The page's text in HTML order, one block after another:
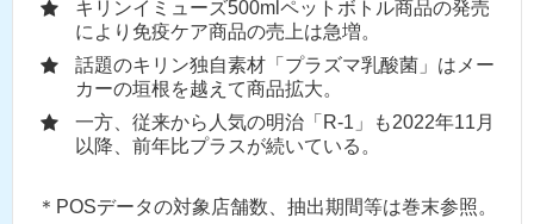
キリンイミューズ500mlペットボトル商品の発売
により免疫ケア商品の売上は急増。
話題のキリン独自素材「プラズマ乳酸菌」はメー
カーの垣根を越えて商品拡大。
一方、従来から人気の明治「R-1」も2022年11月
以降、前年比プラスが続いている。
＊POSデータの対象店舗数、抽出期間等は巻末参照。